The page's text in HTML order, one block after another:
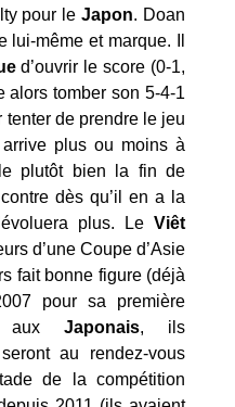
pour leJapon. Doan
même et marque. Il
d’ouvrir le score (0-1,
alors tomber son 5-4-1
de prendre le jeu
plus ou moins à
plutôt bien la fin de
dès qu’il en a la
plus. Le Viêt
d’une Coupe d’Asie
fait bonne figure (déjà
pour sa première
aux Japonais, ils
au rendez-vous
de la compétition